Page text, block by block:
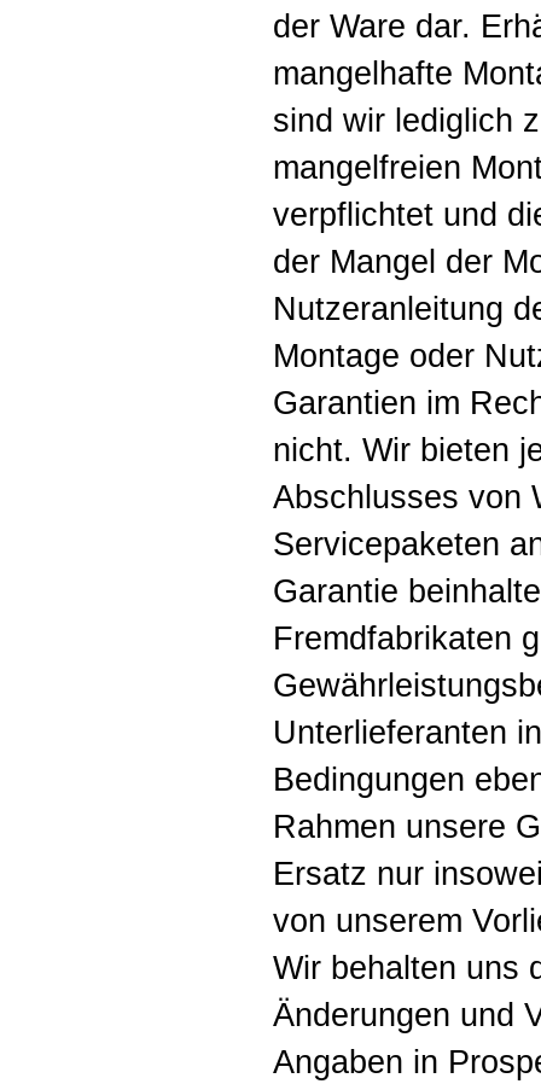
der Ware dar.
mangelhafte
sind wir lediglich
mangelfreien
verpflichtet und
der Mangel der
Nutzeranleitung
Montage oder
Garantien im
nicht. Wir bieten
Abschlusses von
Servicepaketen
Garantie
Fremdfabrikaten
Unterlieferanten
Bedingungen
Rahmen unsere
Ersatz nur
von unserem
Wir behalten uns
Änderungen und
Angaben in